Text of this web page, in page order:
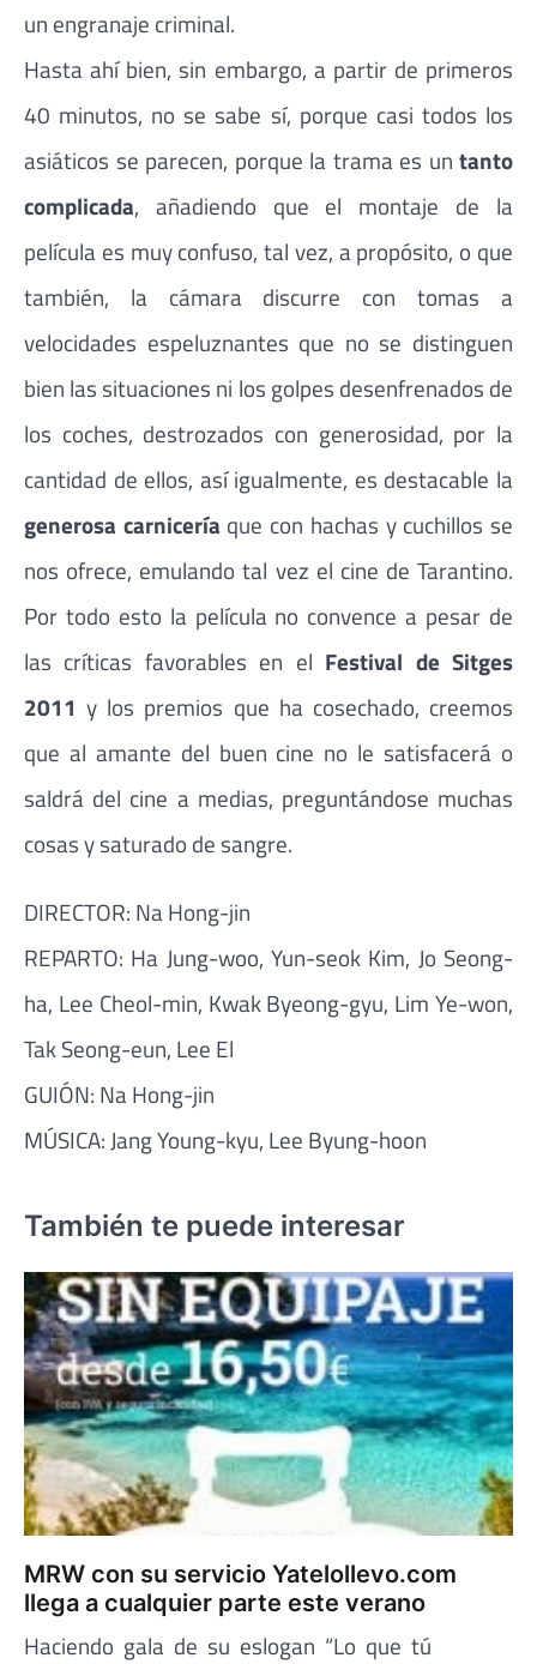
un engranaje criminal.
Hasta ahí bien, sin embargo, a partir de primeros
40 minutos, no se sabe sí, porque casi todos los
asiáticos se parecen, porque la trama es un tanto
complicada, añadiendo que el montaje de la
película es muy confuso, tal vez, a propósito, o que
también, la cámara discurre con tomas a
velocidades espeluznantes que no se distinguen
bien las situaciones ni los golpes desenfrenados de
los coches, destrozados con generosidad, por la
cantidad de ellos, así igualmente, es destacable la
generosa carnicería que con hachas y cuchillos se
nos ofrece, emulando tal vez el cine de Tarantino.
Por todo esto la película no convence a pesar de
las críticas favorables en el Festival de Sitges
2011 y los premios que ha cosechado, creemos
que al amante del buen cine no le satisfacerá o
saldrá del cine a medias, preguntándose muchas
cosas y saturado de sangre.
DIRECTOR: Na Hong-jin
REPARTO: Ha Jung-woo, Yun-seok Kim, Jo Seong-
ha, Lee Cheol-min, Kwak Byeong-gyu, Lim Ye-won,
Tak Seong-eun, Lee El
GUIÓN: Na Hong-jin
MÚSICA: Jang Young-kyu, Lee Byung-hoon
También te puede interesar
MRW con su servicio Yatelollevo.com
llega a cualquier parte este verano
Haciendo gala de su eslogan “Lo que tú